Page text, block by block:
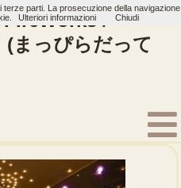
/
まっぴらだって
parti. La prosecuzione della navigazione
Ulteriori informazioni Chiudi